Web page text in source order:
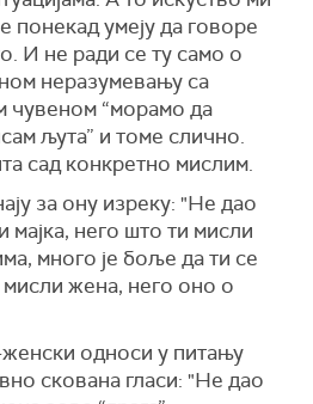
понекад умеју да говоре
И не ради се ту само о
неразумевању са
чувеном “морамо да
љута” и томе слично.
сад конкретно мислим.
за ону изреку: "Не дао
мајка, него што ти мисли
много је боље да ти се
жена, него оно о
односи у питању
скована гласи: "Не дао